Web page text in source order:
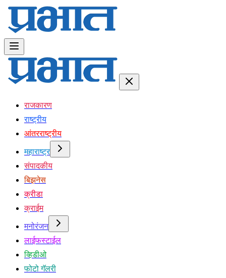
राजकारण
राष्ट्रीय
आंतरराष्ट्रीय
महाराष्ट्र
संपादकीय
बिझनेस
क्रीडा
क्राईम
मनोरंजन
लाईफस्टाईल
व्हिडीओ
फोटो गॅलरी